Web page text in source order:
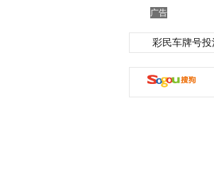
广告
彩民车牌号